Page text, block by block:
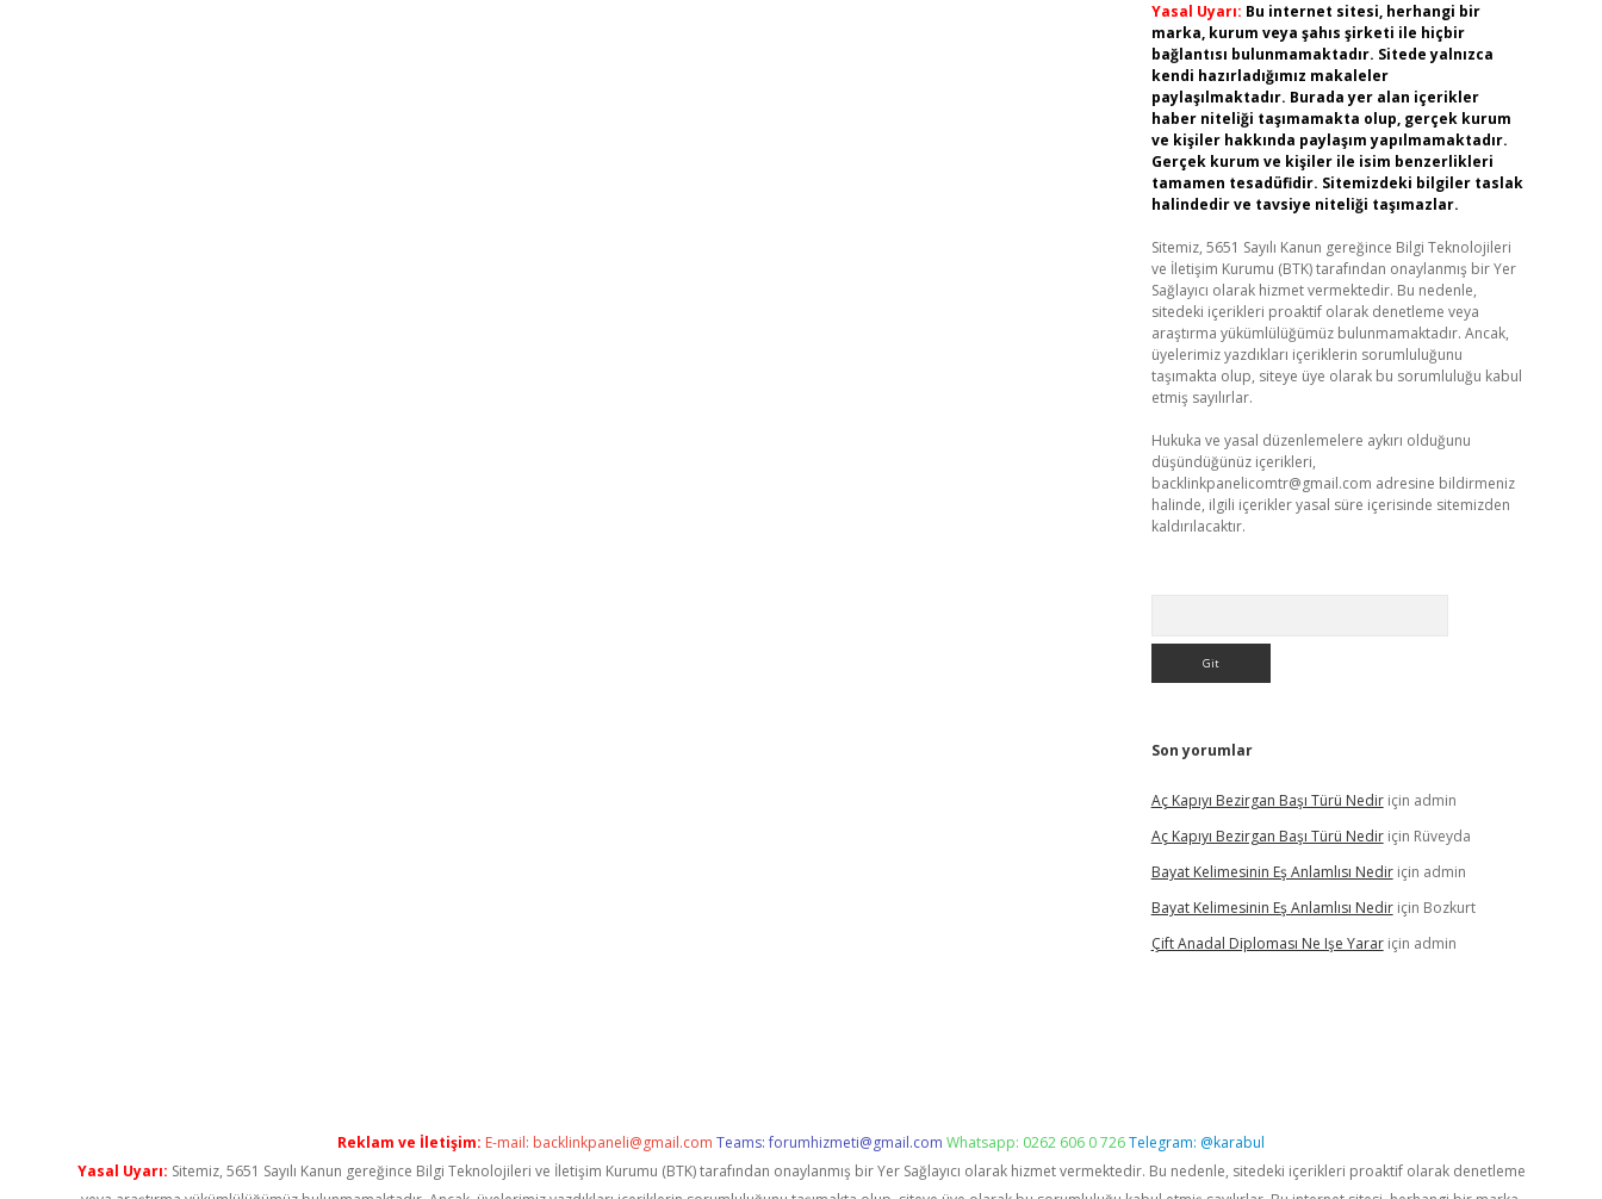
Yasal Uyarı: Bu internet sitesi, herhangi bir
marka, kurum veya şahıs şirketi ile hiçbir
bağlantısı bulunmamaktadır. Sitede yalnızca
kendi hazırladığımız makaleler
paylaşılmaktadır. Burada yer alan içerikler
haber niteliği taşımamakta olup, gerçek kurum
ve kişiler hakkında paylaşım yapılmamaktadır.
Gerçek kurum ve kişiler ile isim benzerlikleri
tamamen tesadüfidir. Sitemizdeki bilgiler taslak
halindedir ve tavsiye niteliği taşımazlar.
Sitemiz, 5651 Sayılı Kanun gereğince Bilgi Teknolojileri
ve İletişim Kurumu (BTK) tarafından onaylanmış bir Yer
Sağlayıcı olarak hizmet vermektedir. Bu nedenle,
sitedeki içerikleri proaktif olarak denetleme veya
araştırma yükümlülüğümüz bulunmamaktadır. Ancak,
üyelerimiz yazdıkları içeriklerin sorumluluğunu
taşımakta olup, siteye üye olarak bu sorumluluğu kabul
etmiş sayılırlar.
Hukuka ve yasal düzenlemelere aykırı olduğunu
düşündüğünüz içerikleri,
backlinkpanelicomtr@gmail.com adresine bildirmeniz
halinde, ilgili içerikler yasal süre içerisinde sitemizden
kaldırılacaktır.
Son yorumlar
Aç Kapıyı Bezirgan Başı Türü Nediriçin admin
Aç Kapıyı Bezirgan Başı Türü Nediriçin Rüveyda
Bayat Kelimesinin Eş Anlamlısı Nediriçin admin
Bayat Kelimesinin Eş Anlamlısı Nediriçin Bozkurt
Çift Anadal Diploması Ne Işe Yarariçin admin
Reklam ve İletişim: E-mail: backlinkpaneli@gmail.com Teams:forumhizmeti@gmail.com Whatsapp: 0262 606 0 726Telegram: @karabul
Yasal Uyarı: Sitemiz, 5651 Sayılı Kanun gereğince Bilgi Teknolojileri ve İletişim Kurumu (BTK) tarafından onaylanmış bir Yer Sağlayıcı olarak hizmet vermektedir. Bu nedenle, sitedeki içerikleri proaktif olarak denetleme